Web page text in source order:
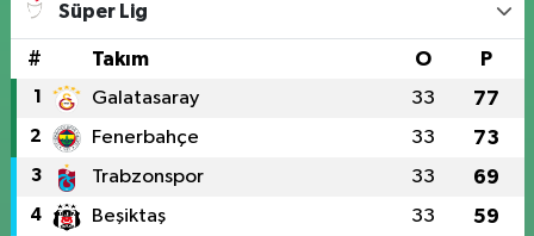
Süper Lig
# Takım O P
1 Galatasaray 33 77
2 Fenerbahçe 33 73
3 Trabzonspor 33 69
4 Beşiktaş 33 59